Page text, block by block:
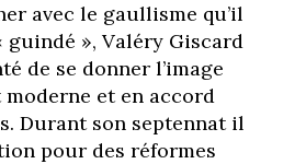
avec le gaullisme qu’il
», Valéry Giscard
de se donner l’image
moderne et en accord
Durant son septennat il
pour des réformes